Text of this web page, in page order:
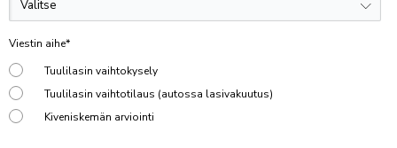
BMW PREMIUM SELECTION
SÄHKÖAUTOT
BYD
YRITYSMYYNNIN ESITTELY
JULKISET HANKINNAT
HYÖTYAJONEUVOT
AUTOPÄÄTTÄJÄLLE
HUOLTO & RENKAAT
VARAA MÄÄRÄAIKAISHUOLTO
Viestin aihe*
Tuulilasin vaihtokysely
Tuulilasin vaihtotilaus (autossa lasivakuutus)
Kiveniskemän arviointi